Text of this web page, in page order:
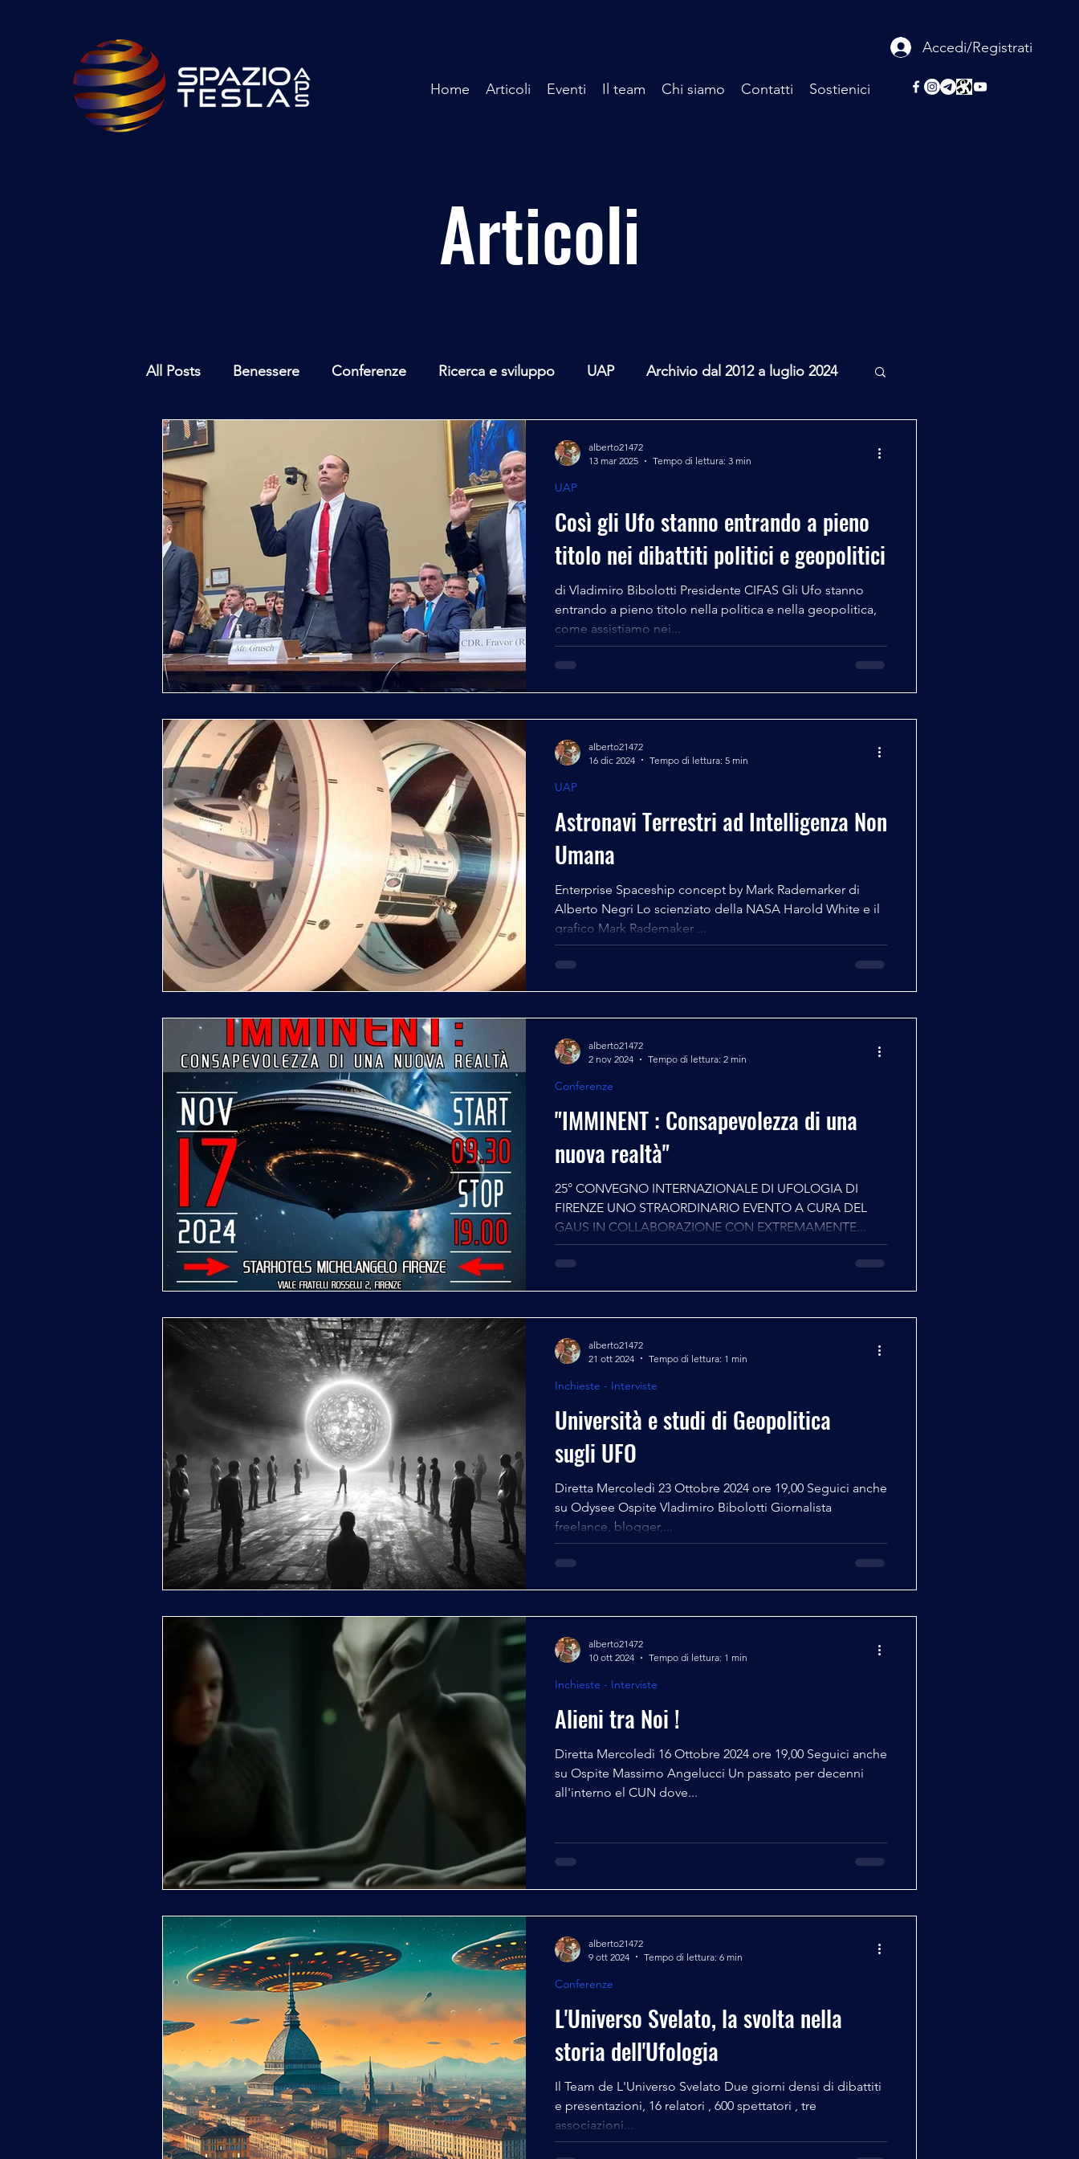
Accedi/Registrati
Home Articoli Eventi Il team Chi siamo Contatti Sostienici
Articoli
All Posts Benessere Conferenze Ricerca e sviluppo UAP Archivio dal 2012 a luglio 2024
Ambiente Mare Mediterraneo
Archeoastronomia Attualità Spazio - Astronomia
Così gli Ufo stanno entrando a pieno
titolo nei dibattiti politici e geopolitici
di Vladimiro Bibolotti Presidente CIFAS Gli Ufo stanno
entrando a pieno titolo nella politica e nella geopolitica,
come assistiamo nei...
UAP
alberto21472
13 mar 2025
Tempo di lettura: 3 min
Astronavi Terrestri ad Intelligenza Non
Umana
Enterprise Spaceship concept by Mark Rademarker di
Alberto Negri Lo scienziato della NASA Harold White e il
grafico Mark Rademaker ...
UAP
alberto21472
16 dic 2024
Tempo di lettura: 5 min
"IMMINENT : Consapevolezza di una
nuova realtà"
25° CONVEGNO INTERNAZIONALE DI UFOLOGIA DI
FIRENZE UNO STRAORDINARIO EVENTO A CURA DEL
GAUS IN COLLABORAZIONE CON EXTREMAMENTE...
Conferenze
alberto21472
2 nov 2024
Tempo di lettura: 2 min
Università e studi di Geopolitica
sugli UFO
Diretta Mercoledì 23 Ottobre 2024 ore 19,00 Seguici anche
su Odysee Ospite Vladimiro Bibolotti Giornalista
freelance, blogger,...
Inchieste - Interviste
alberto21472
21 ott 2024
Tempo di lettura: 1 min
Alieni tra Noi !
Diretta Mercoledì 16 Ottobre 2024 ore 19,00 Seguici anche
su Ospite Massimo Angelucci Un passato per decenni
all'interno el CUN dove...
Inchieste - Interviste
alberto21472
10 ott 2024
Tempo di lettura: 1 min
L'Universo Svelato, la svolta nella
storia dell'Ufologia
Il Team de L'Universo Svelato Due giorni densi di dibattiti
e presentazioni, 16 relatori , 600 spettatori , tre
associazioni...
Conferenze
alberto21472
9 ott 2024
Tempo di lettura: 6 min